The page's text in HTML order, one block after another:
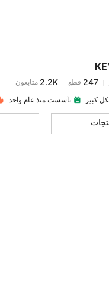
تم دفعمنذ 1 يوم
247
2.2K
كبير تأسست منذ عام واحد